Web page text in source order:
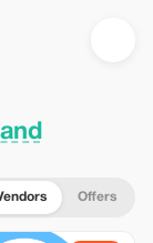
Offers